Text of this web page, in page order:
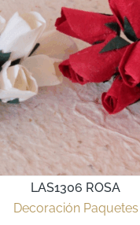
LAS1306 ROSA
Decoración Paquetes